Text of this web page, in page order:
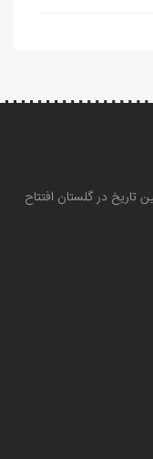
در گلستان افتتاح